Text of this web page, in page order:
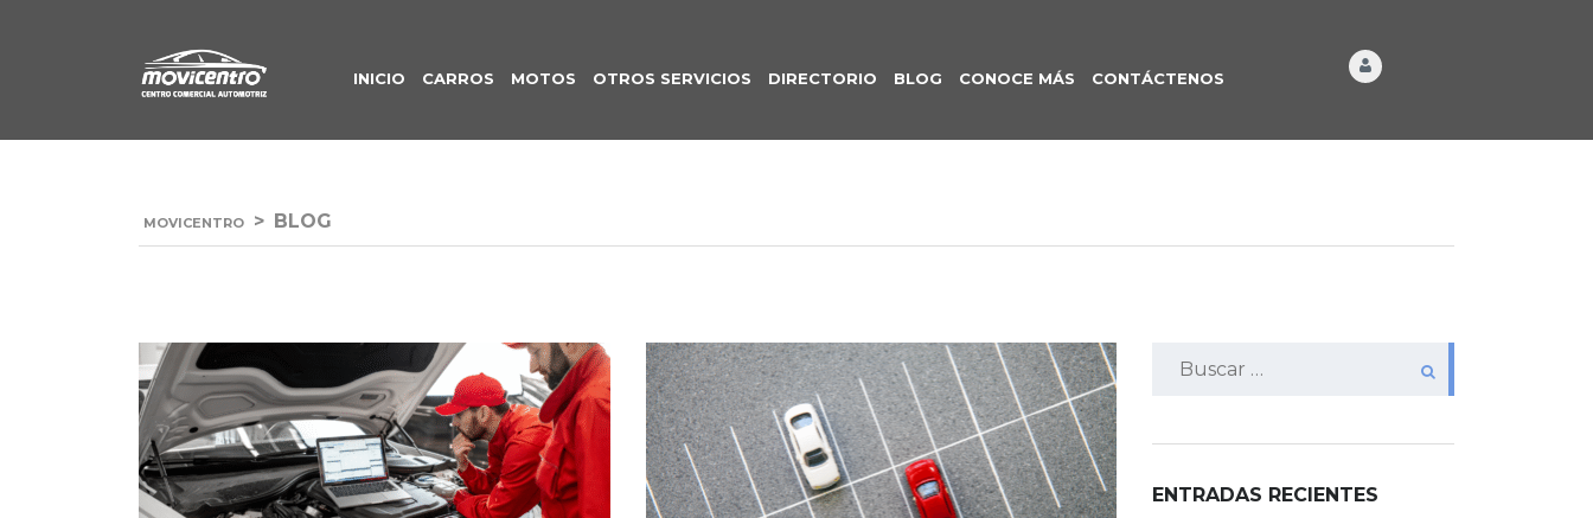
INICIO CARROS MOTOS OTROS SERVICIOS DIRECTORIO BLOG CONOCE MÁS CONTÁCTENOS
MOVICENTRO > BLOG
ENTRADAS RECIENTES